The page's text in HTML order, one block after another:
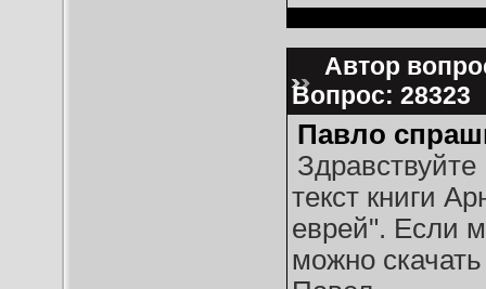
Автор
Вопрос: 28323
Павло
текст книги
еврей". Если
можно